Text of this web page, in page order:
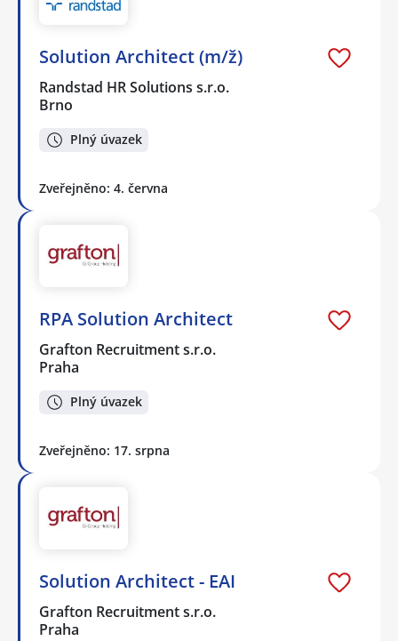
Solution Architect (m/ž)
Randstad HR Solutions s.r.o.
Brno
Plný úvazek
Zveřejněno: 4. června
RPA Solution Architect
Grafton Recruitment s.r.o.
Praha
Plný úvazek
Zveřejněno: 17. srpna
Solution Architect - EAI
Grafton Recruitment s.r.o.
Praha